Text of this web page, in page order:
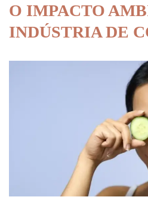
O IMPACTO
INDÚSTRIA DE